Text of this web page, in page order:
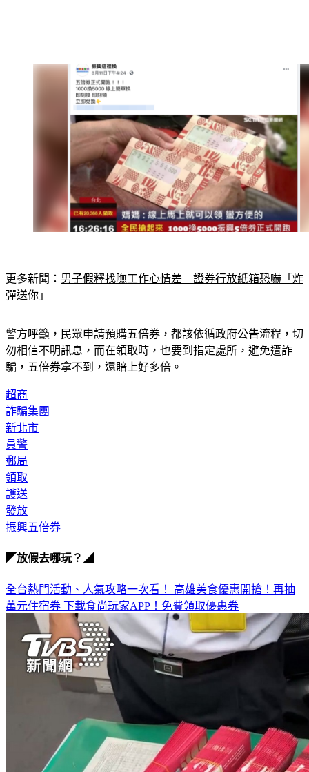
更多新聞： 男子假釋找嘸工作心情差　證券行放紙箱恐嚇「炸
彈送你」
警方呼籲，民眾申請預購五倍券，都該依循政府公告流程，切
勿相信不明訊息，而在領取時，也要到指定處所，避免遭詐
騙，五倍券拿不到，還賠上好多倍。
超商
詐騙集團
新北市
員警
郵局
領取
護送
發放
振興五倍券
◤放假去哪玩？◢
全台熱門活動、人氣攻略一次看！ 高雄美食優惠開搶！再抽
萬元住宿券 下載食尚玩家APP！免費領取優惠券